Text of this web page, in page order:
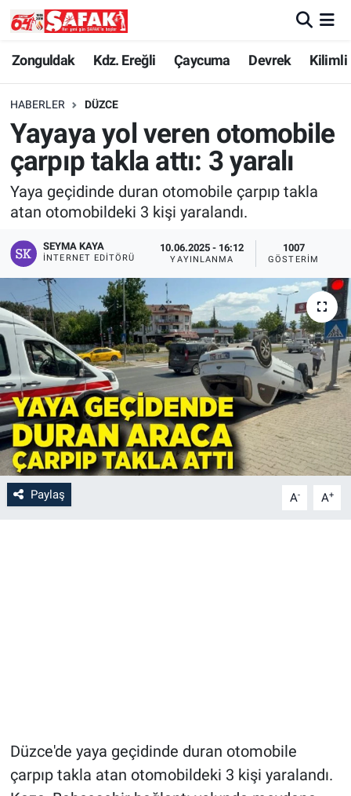
Zonguldak Kdz. Ereğli Çaycuma Devrek Kilimli
HABERLER DÜZCE
Yayaya yol veren otomobile
çarpıp takla attı: 3 yaralı
Yaya geçidinde duran otomobile çarpıp takla
atan otomobildeki 3 kişi yaralandı.
SEYMA KAYA
İNTERNET EDITÖRÜ
10.06.2025 - 16:12
YAYINLANMA
1007
GÖSTERIM
Paylaş A- A+
Düzce'de yaya geçidinde duran otomobile
çarpıp takla atan otomobildeki 3 kişi yaralandı.
Zonguldak
Kdz. Ereğli
Çaycuma
Devrek
Kilimli
Asayiş
Spor
Resmi İlan
Zonguldak Nöbetçi Eczaneler
Zonguldak Hava Durumu
Zonguldak Namaz Vakitleri
Zonguldak Trafik Yoğunluk Haritası
Süper Lig Puan Durumu ve Fikstür
Tüm Manşetler
Son Dakika Haberleri
Haber Arşivi